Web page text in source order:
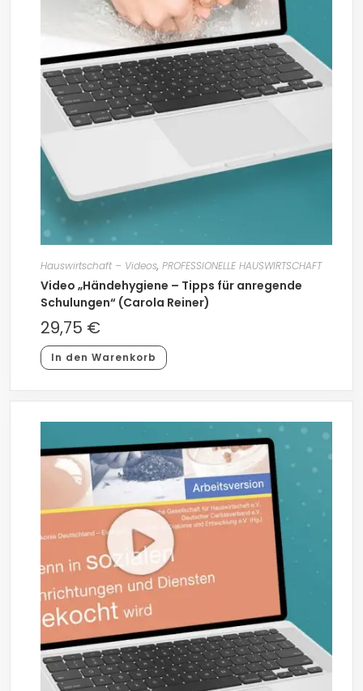
Hauswirtschaft – Videos, PROFESSIONELLE HAUSWIRTSCHAFT
Video „Händehygiene – Tipps für anregende
Schulungen“ (Carola Reiner)
29,75 €
In den Warenkorb